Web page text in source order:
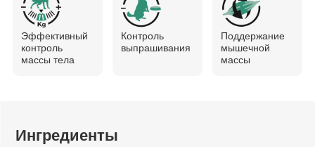
Эффективный
контроль
массы тела
Контроль
выпрашивания
Поддержание
мышечной
массы
Ингредиенты